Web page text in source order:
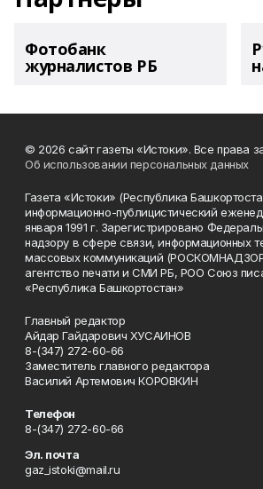
Фотобанк
журналистов РБ
© 2026 сайт газеты «Истоки». Все права
Об использовании персональных данных
Газета «Истоки» (Республика
информационно-публицистический
января 1991 г. Зарегистрировано
надзору в сфере связи, информационных
массовых коммуникаций
агентство печати и СМИ РБ, РОО Союз
«Республика Башкортостан»
Главный редактор
Айдар Гайдарович ХУСАИНОВ
8-(347) 272-60-66
Заместитель главного редактора
Василий Артемович КОРОВКИН
Телефон
8-(347) 272-60-66
Эл. почта
gaz_istoki@mail.ru